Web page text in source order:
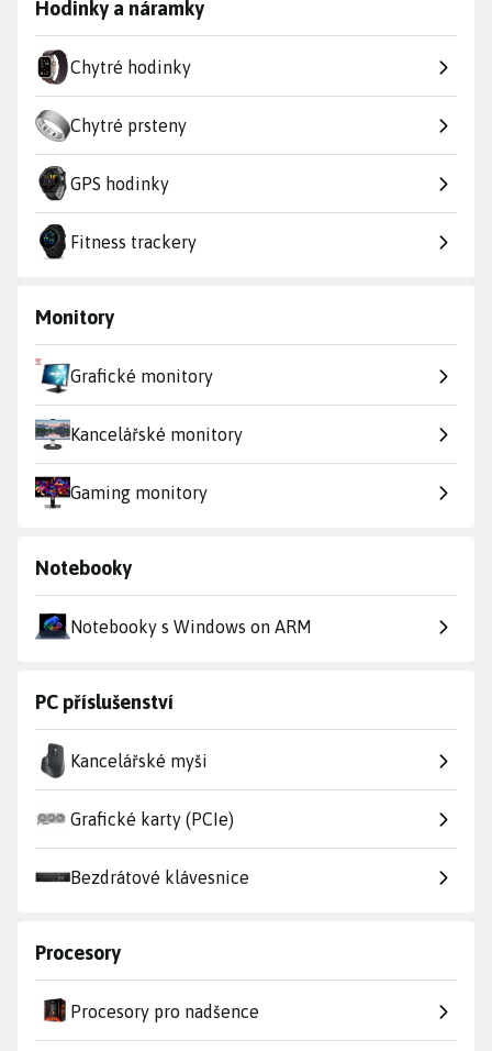
Hodinky a náramky
Chytré hodinky
Chytré prsteny
GPS hodinky
Fitness trackery
Monitory
Grafické monitory
Kancelářské monitory
Gaming monitory
Notebooky
Notebooky s Windows on ARM
PC příslušenství
Kancelářské myši
Grafické karty (PCIe)
Bezdrátové klávesnice
Procesory
Procesory pro nadšence